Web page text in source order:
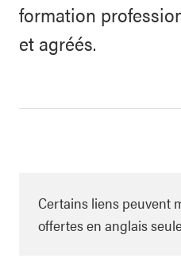
formation
et agréés.
Certains liens peuvent
offertes en anglais